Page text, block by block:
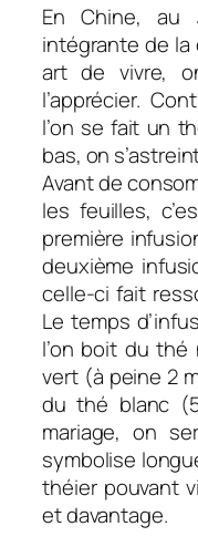
En Chine, au
intégrante de la
art de vivre,
l’apprécier.
l’on se fait un
bas, on
Avant de
les feuilles,
première
deuxième
celle-ci fait
Le temps
l’on boit du
vert (à peine 2
du thé blanc
mariage, on
symbolise
théier pouvant
et davantage.